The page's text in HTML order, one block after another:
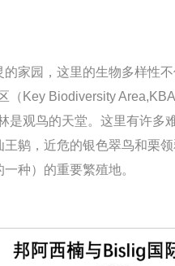
家园，这里的生物多样性
（Key Biodiversity
是观鸟的天堂。这里有许
鹟，近危的银色翠鸟和栗
种）的重要繁殖地。